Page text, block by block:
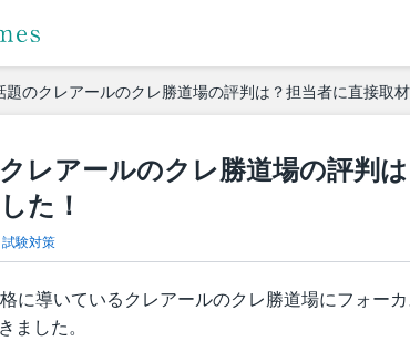
題のクレアールのクレ勝道場の評判は？担当者に直接取材
レアールのクレ勝道場の評判
た！
試験対策
に導いているクレアールのクレ勝道場にフォー
ました。